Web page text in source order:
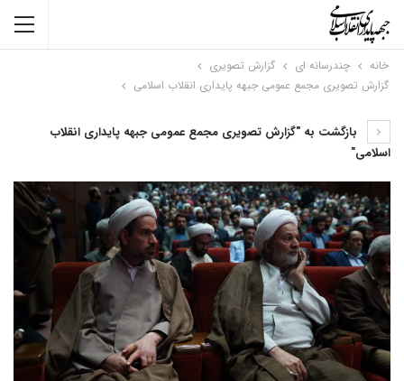
خانه چندرسانه ای
گزارش تصویری
گزارش تصویری مجمع عمومی جبهه پایداری انقلاب اسلامی
بازگشت به "گزارش تصویری مجمع عمومی جبهه پایداری انقلاب
اسلامی"